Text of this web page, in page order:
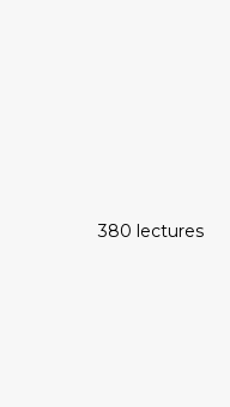
380 lectures